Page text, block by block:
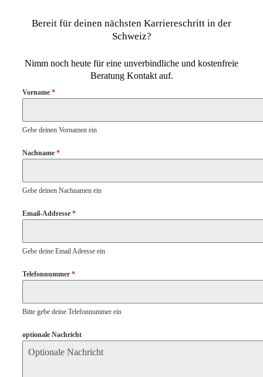
Bereit für deinen nächsten Karriereschritt in der
Schweiz?
Nimm noch heute für eine unverbindliche und kostenfreie
Beratung Kontakt auf.
Vorname *
Gebe deinen Vornamen ein
Nachname *
Gebe deinen Nachnamen ein
Email-Addresse *
Gebe deine Email Adresse ein
Telefonnummer *
Bitte gebe deine Telefonnummer ein
optionale Nachricht